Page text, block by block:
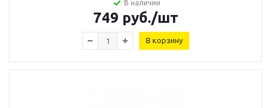
В наличии
749 руб./шт
В корзину